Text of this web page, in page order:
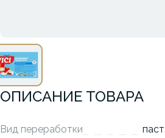
ОПИСАНИЕ ТОВАРА
Вид переработки
паст.